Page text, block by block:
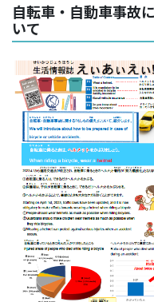
自転車・自動車事故
いて